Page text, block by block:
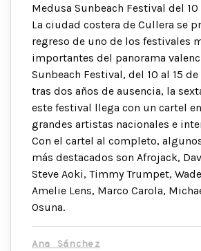
Medusa Sunbeach Festival del 10
La ciudad costera de Cullera se
regreso de uno de los festivales
importantes del panorama
Sunbeach Festival, del 10 al 15
tras dos años de ausencia, la
este festival llega con un cartel
grandes artistas nacionales e
Con el cartel al completo,
más destacados son Afrojack,
Steve Aoki, Timmy Trumpet,
Amelie Lens, Marco Carola,
Osuna.
Ana Sánchez